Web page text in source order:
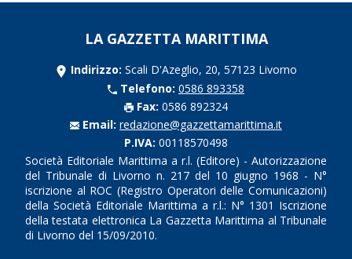
LA GAZZETTA MARITTIMA
Indirizzo: Scali D'Azeglio, 20, 57123 Livorno
Telefono: 0586 893358
Fax: 0586 892324
Email: redazione@gazzettamarittima.it
P.IVA: 00118570498
Società Editoriale Marittima a r.l. (Editore) - Autorizzazione
del Tribunale di Livorno n. 217 del 10 giugno 1968 - N°
iscrizione al ROC (Registro Operatori delle Comunicazioni)
della Società Editoriale Marittima a r.l.: N° 1301 Iscrizione
della testata elettronica La Gazzetta Marittima al Tribunale
di Livorno del 15/09/2010.